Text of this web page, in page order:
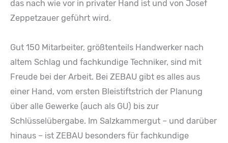
das nach wie vor in privater Hand ist und von Josef
Zeppetzauer geführt wird.
Gut 150 Mitarbeiter, größtenteils Handwerker nach
altem Schlag und fachkundige Techniker, sind mit
Freude bei der Arbeit. Bei ZEBAU gibt es alles aus
einer Hand, vom ersten Bleistiftstrich der Planung
über alle Gewerke (auch als GU) bis zur
Schlüsselübergabe. Im Salzkammergut – und darüber
hinaus – ist ZEBAU besonders für fachkundige